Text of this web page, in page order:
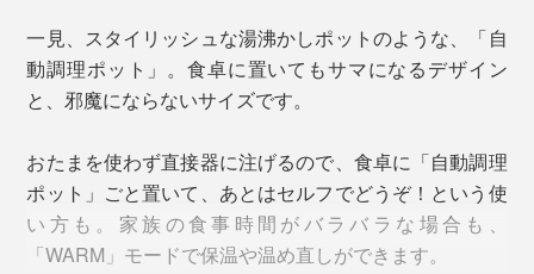
完成までは30分前後。火を使わないから、安心してその
場を離れられるのがいいところ。その間、家事や子ども
の世話をしたり、身支度を整えたり、自由に時間を使え
一見、スタイリッシュな湯沸かしポットのような、「自
動調理ポット」。食卓に置いてもサマになるデザイン
と、邪魔にならないサイズです。
おたまを使わず直接器に注げるので、食卓に「自動調理
ポット」ごと置いて、あとはセルフでどうぞ！という使
い方も。家族の食事時間がバラバラな場合も、
「WARM」モードで保温や温め直しができます。